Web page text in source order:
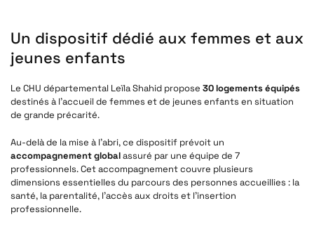
Un dispositif dédié aux femmes et aux
jeunes enfants
Le CHU départemental Leïla Shahid propose 30 logements équipés
destinés à l’accueil de femmes et de jeunes enfants en situation
de grande précarité.
Au-delà de la mise à l’abri, ce dispositif prévoit un
accompagnement globalassuré par une équipe de 7
professionnels. Cet accompagnement couvre plusieurs
dimensions essentielles du parcours des personnes accueillies : la
santé, la parentalité, l’accès aux droits et l’insertion
professionnelle.